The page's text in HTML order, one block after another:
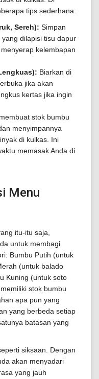
tips sederhana:
Sereh): Simpan
dilapisi tisu dapur
kelembapan
Biarkan di
jika akan
kertas jika ingin
stok bumbu
menyimpannya
di kulkas. Ini
memasak Anda di
Menu
itu-itu saja,
untuk membagi
Bumbu Putih (untuk
(untuk balado
Kuning (untuk soto
stok bumbu
apa pun yang
yang berbeda setiap
batasan yang
siksaan. Dengan
akan menyadari
yang jauh